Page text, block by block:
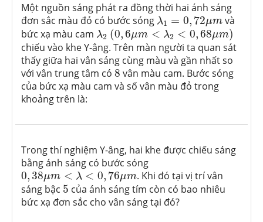
Một nguồn sáng phát ra đồng thời hai ánh sáng
đơn sắc màu đỏ có bước sóng λ1 = 0, 72μm
λ1= 0,72μm và
bức xạ màu cam λ2
λ2(0,6μm < λ2 < 0,68μm)
(0,6μm<λ2<0,68μm)
chiếu vào khe Y-âng. Trên màn người ta quan sát
thấy giữa hai vân sáng cùng màu và gần nhất so
với vân trung tâm có 8
8 vân màu cam. Bước sóng
của bức xạ màu cam và số vân màu đỏ trong
khoảng trên là:
Trong thí nghiệm Y-âng, hai khe được chiếu sáng
bằng ánh sáng có bước sóng
0,38μm < λ < 0, 76μm
0,38μm<λ<0,76μm
. Khi đó tại vị trí vân
sáng bậc 5
5 của ánh sáng tím còn có bao nhiêu
bức xạ đơn sắc cho vân sáng tại đó?